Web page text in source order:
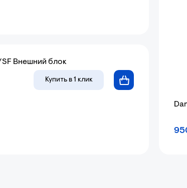
Внешний блок
Купить в 1 клик